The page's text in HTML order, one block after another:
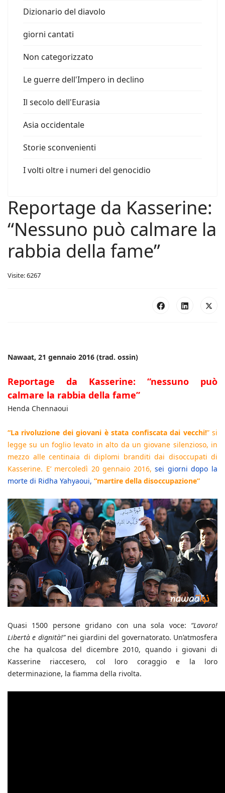
Dizionario del diavolo
giorni cantati
Non categorizzato
Le guerre dell'Impero in declino
Il secolo dell'Eurasia
Asia occidentale
Storie sconvenienti
I volti oltre i numeri del genocidio
Reportage da Kasserine:
“Nessuno può calmare la
rabbia della fame”
Visite: 6267
Nawaat, 21 gennaio 2016 (trad. ossin)
Reportage da Kasserine: “nessuno può
calmare la rabbia della fame”
Henda Chennaoui
“La rivoluzione dei giovani è stata confiscata dai vecchi!” si
legge su un foglio levato in alto da un giovane silenzioso, in
mezzo alle centinaia di diplomi branditi dai disoccupati di
Kasserine. E’ mercoledì 20 gennaio 2016,sei giorni dopo la
morte di Ridha Yahyaoui, “martire della disoccupazione”
Quasi 1500 persone gridano con una sola voce: “Lavoro!
Libertà e dignità!”nei giardini del governatorato. Un’atmosfera
che ha qualcosa del dicembre 2010, quando i giovani di
Kasserine riaccesero, col loro coraggio e la loro
determinazione, la fiamma della rivolta.